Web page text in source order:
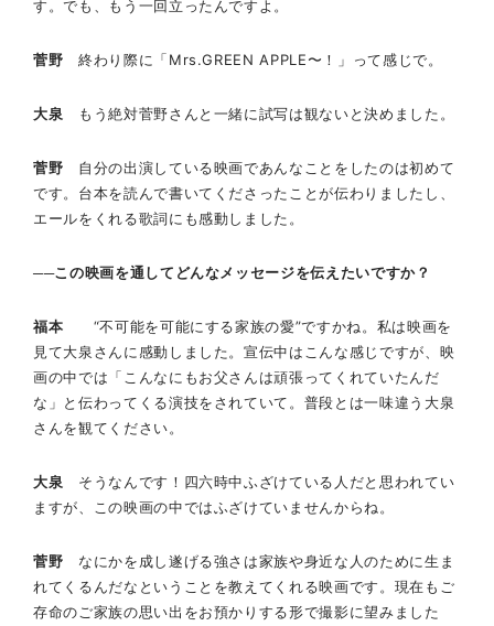
す。でも、もう一回立ったんですよ。
菅野 終わり際に「Mrs.GREEN APPLE〜！」って感じで。
大泉 もう絶対菅野さんと一緒に試写は観ないと決めました。
菅野 自分の出演している映画であんなことをしたのは初めて
です。台本を読んで書いてくださったことが伝わりましたし、
エールをくれる歌詞にも感動しました。
──この映画を通してどんなメッセージを伝えたいですか？
福本 “不可能を可能にする家族の愛”ですかね。私は映画を
見て大泉さんに感動しました。宣伝中はこんな感じですが、映
画の中では「こんなにもお父さんは頑張ってくれていたんだ
な」と伝わってくる演技をされていて。普段とは一味違う大泉
さんを観てください。
大泉 そうなんです！四六時中ふざけている人だと思われてい
ますが、この映画の中ではふざけていませんからね。
菅野 なにかを成し遂げる強さは家族や身近な人のために生ま
れてくるんだなということを教えてくれる映画です。現在もご
存命のご家族の思い出をお預かりする形で撮影に望みました